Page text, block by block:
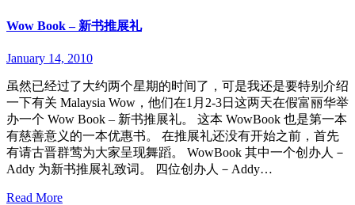
Wow Book – 新书推展礼
January 14, 2010
虽然已经过了大约两个星期的时间了，可是我还是要特别介绍
一下有关 Malaysia Wow，他们在1月2-3日这两天在假富丽华举
办一个 Wow Book – 新书推展礼。 这本 WowBook 也是第一本
有慈善意义的一本优惠书。 在推展礼还没有开始之前，首先
有请古晋群莺为大家呈现舞蹈。 WowBook 其中一个创办人－
Addy 为新书推展礼致词。 四位创办人－Addy…
Read More